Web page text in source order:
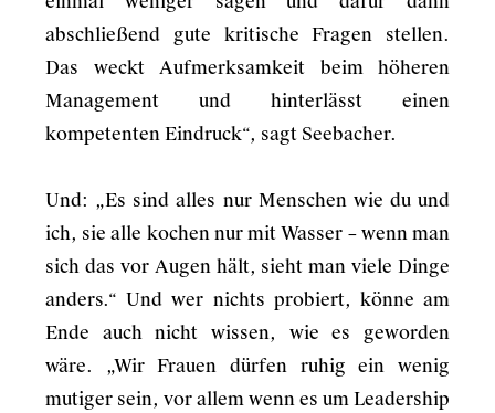
abschließend gute kritische Fragen stellen.
Das weckt Aufmerksamkeit beim höheren
Management und hinterlässt einen
kompetenten Eindruck“, sagt Seebacher.
Und: „Es sind alles nur Menschen wie du und
ich, sie alle kochen nur mit Wasser – wenn man
sich das vor Augen hält, sieht man viele Dinge
anders.“ Und wer nichts probiert, könne am
Ende auch nicht wissen, wie es geworden
wäre. „Wir Frauen dürfen ruhig ein wenig
mutiger sein, vor allem wenn es um Leadership